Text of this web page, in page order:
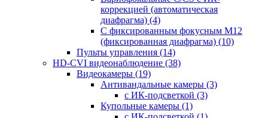
коррекцией (автоматическая
диафрагма) (4)
С фиксированным фокусным М12
(фиксированная диафрагма) (10)
Пульты управления (14)
HD-CVI видеонаблюдение (38)
Видеокамеры (19)
Антивандальные камеры (3)
с ИК-подсветкой (3)
Купольные камеры (1)